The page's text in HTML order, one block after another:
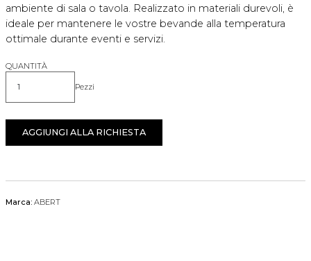
ambiente di sala o tavola. Realizzato in materiali durevoli, è
ideale per mantenere le vostre bevande alla temperatura
ottimale durante eventi e servizi.
QUANTITÀ
Quantità Pezzi
AGGIUNGI ALLA RICHIESTA
Marca: ABERT